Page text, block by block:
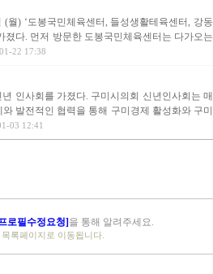
월) ‘도봉국민체육센터, 들성생활테육센터, 강동
다. 먼저 방문한 도봉국민체육센터는 다가오는
22 17:38
인사회를 가졌다. 구미시의회 신년인사회는 매
발전적인 협력을 통해 구미경제 활성화와 구미
03 12:41
로필수정요청] 을 통해 알려주세요.
록페이지로 이동됩니다.